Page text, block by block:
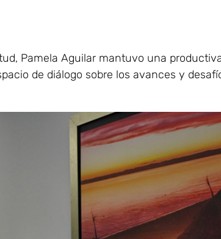
Pamela Aguilar mantuvo una
de diálogo sobre los avances y